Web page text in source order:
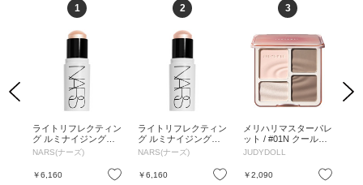
Previous
お気に入り
1
ライトリフレクティン
グ ルミナイジングス
ティック / 04232 ERO
S / 7g / 04232 EROS /
7g
NARS(ナーズ)
￥6,160 お気に入り
2
ライトリフレクティン
グ ルミナイジングス
ティック / 04233 HEA
VENLY / 7g / 04233 H
EAVENLY / 7g
NARS(ナーズ)
￥6,160 お気に入り
3
メリハリマスターパレ
ット / #01N クールト
ーン / 9g / #01N クー
JUDYDOLL
￥2,090
Next